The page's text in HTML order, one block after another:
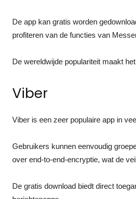
De app kan gratis worden
profiteren van de functies van
De wereldwijde populariteit maakt
Viber
Viber is een zeer populaire app in
Gebruikers kunnen eenvoudig
over end-to-end-encryptie, wat de
De gratis download biedt direct